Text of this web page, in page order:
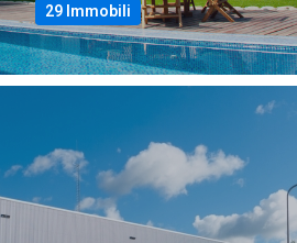
29 Immobili